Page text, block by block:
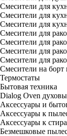
Смесители для
Смесители для
Смесители для
Смесители для
Смесители для
Смесители для
Смесители для
Смесители на
Термостаты
Бытовая техника
Dialog Oven
Аксессуары и
Аксессуары к
Аксессуары к
Безмешковые